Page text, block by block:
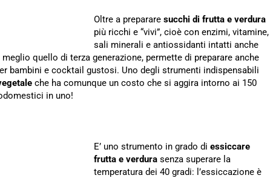
Oltre a preparare succhi di frutta e verdura
più ricchi e “vivi”, cioè con enzimi, vitamine,
sali minerali e antiossidanti intatti anche
meglio quello di terza generazione, permette di preparare anche
bambini e cocktail gustosi. Uno degli strumenti indispensabili
che ha comunque un costo che si aggira intorno ai 150
in uno!
E’ uno strumento in grado di essiccare
frutta e verdura senza superare la
temperatura dei 40 gradi: l’essiccazione è